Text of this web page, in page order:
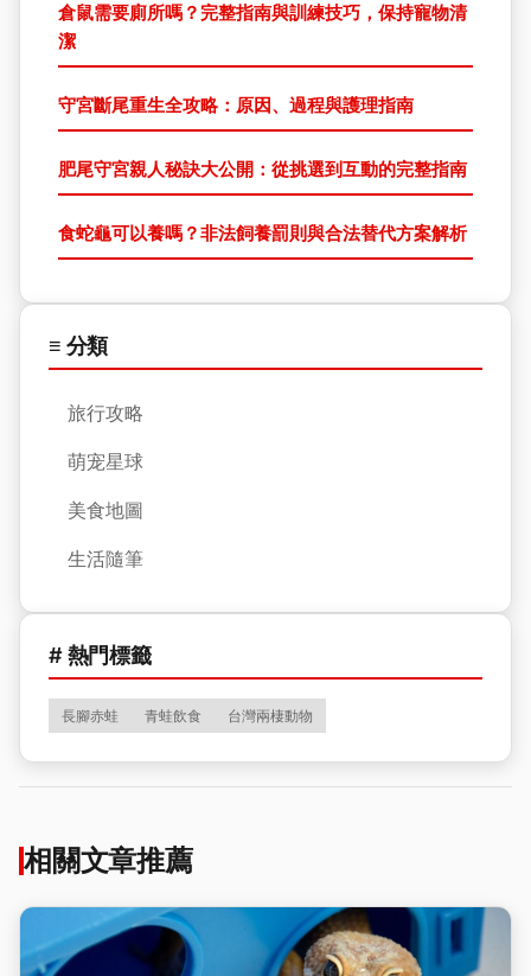
倉鼠需要廁所嗎？完整指南與訓練技巧，保持寵物清
潔
守宮斷尾重生全攻略：原因、過程與護理指南
肥尾守宮親人秘訣大公開：從挑選到互動的完整指南
食蛇龜可以養嗎？非法飼養罰則與合法替代方案解析
≡ 分類
旅行攻略
萌宠星球
美食地圖
生活隨筆
# 熱門標籤
長腳赤蛙 青蛙飲食 台灣兩棲動物
相關文章推薦